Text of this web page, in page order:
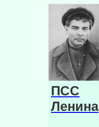
ПСС
Ленина